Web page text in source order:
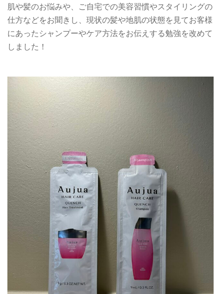
肌や髪のお悩みや、ご自宅での美容習慣やスタイリングの
仕方などをお聞きし、現状の髪や地肌の状態を見てお客様
にあったシャンプーやケア方法をお伝えする勉強を改めて
しました！